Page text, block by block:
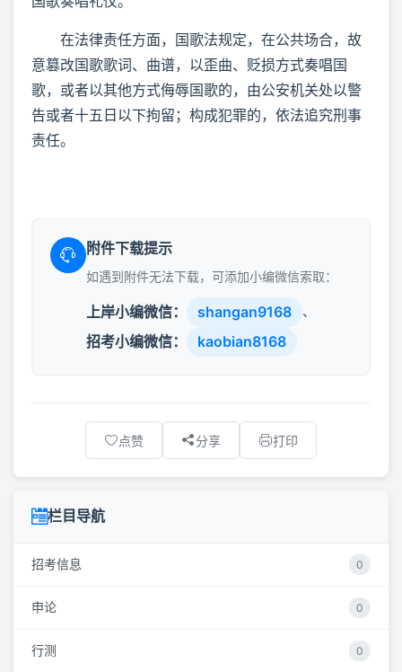
在法律责任方面，国歌法规定，在公共场合，故
意篡改国歌歌词、曲谱，以歪曲、贬损方式奏唱国
歌，或者以其他方式侮辱国歌的，由公安机关处以警
告或者十五日以下拘留；构成犯罪的，依法追究刑事
责任。
附件下载提示
如遇到附件无法下载，可添加小编微信索取：
上岸小编微信： shangan9168 、
招考小编微信： kaobian8168
点赞 分享 打印
栏目导航
招考信息 0
申论 0
行测 0